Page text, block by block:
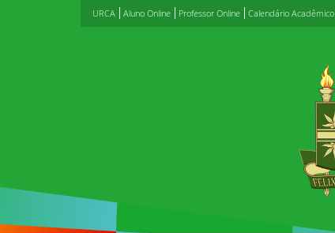
URCA Aluno Online Professor Online Calendário Acadêmico